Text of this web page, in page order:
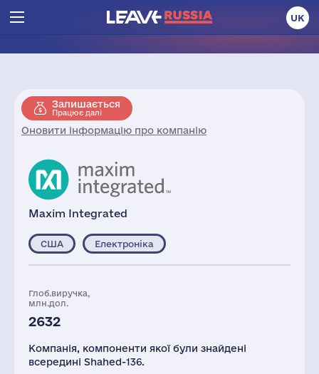
UK
Залишається
Працює далі
Оновити інформацію про компанію
Maxim Integrated
США Електроніка
Глоб.виручка,
млн.дол.
2632
Компанія, компоненти якої були знайдені
всередині Shahed-136.